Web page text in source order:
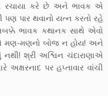
કરે છે અને ભાવક એ
પાર થવાનો યત્ન કરતો રહે
ભાવક કથાનક સાથે એવો
મણ-મણનો બોજ ન હોય! અને
શ્રી અશ્વિન ચંદારાણાએ
પર હપ્તાવાર વાંચી